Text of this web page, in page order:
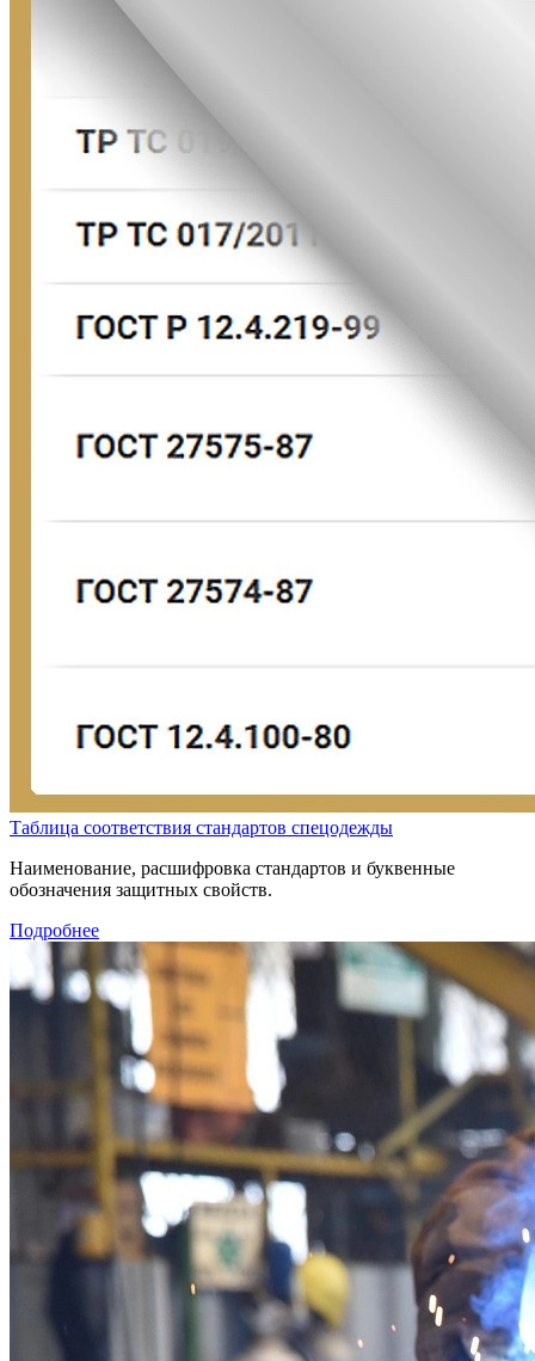
Таблица соответствия стандартов спецодежды
Наименование, расшифровка стандартов и буквенные
обозначения защитных свойств.
Подробнее